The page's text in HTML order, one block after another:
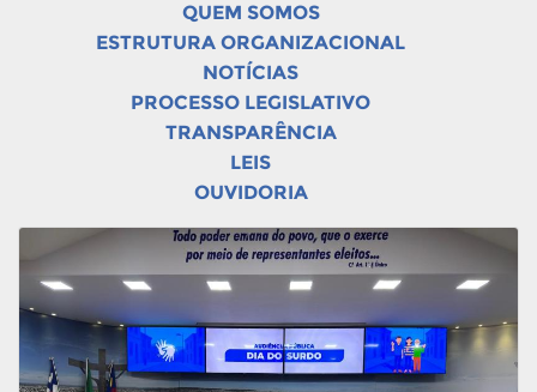
QUEM SOMOS
ESTRUTURA ORGANIZACIONAL
NOTÍCIAS
PROCESSO LEGISLATIVO
TRANSPARÊNCIA
LEIS
OUVIDORIA